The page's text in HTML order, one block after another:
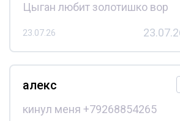
Цыган любит золотишко вор
23.07.26
алекс
кинул меня +79268854265